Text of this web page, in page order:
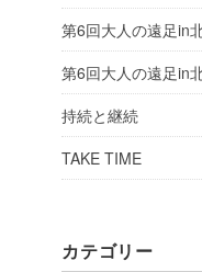
第6回大人の遠足
第6回大人の遠足in
持続と継続
TAKE TIME
カテゴリー